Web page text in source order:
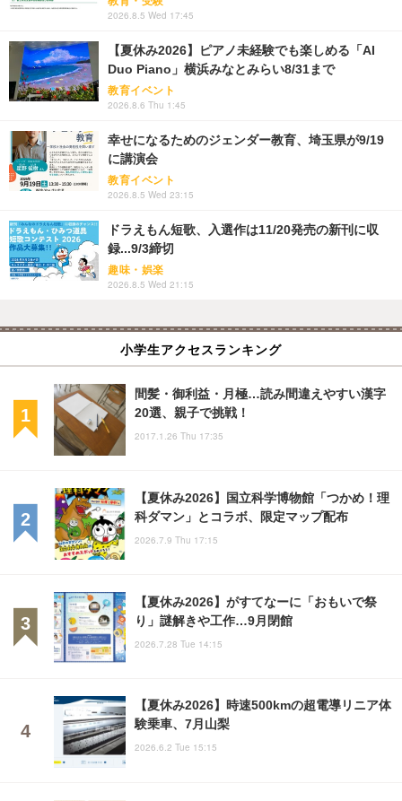
2026.8.5 Wed 17:45
【夏休み2026】ピアノ未経験でも楽しめる「AI
Duo Piano」横浜みなとみらい8/31まで
教育イベント
2026.8.6 Thu 1:45
幸せになるためのジェンダー教育、埼玉県が9/19
に講演会
教育イベント
2026.8.5 Wed 23:15
ドラえもん短歌、入選作は11/20発売の新刊に収
録...9/3締切
趣味・娯楽
2026.8.5 Wed 21:15
小学生アクセスランキング
間髪・御利益・月極…読み間違えやすい漢字
20選、親子で挑戦！
2017.1.26 Thu 17:35
【夏休み2026】国立科学博物館「つかめ！理
科ダマン」とコラボ、限定マップ配布
2026.7.9 Thu 17:15
【夏休み2026】がすてなーに「おもいで祭
り」謎解きや工作…9月閉館
2026.7.28 Tue 14:15
【夏休み2026】時速500kmの超電導リニア体
験乗車、7月山梨
2026.6.2 Tue 15:15